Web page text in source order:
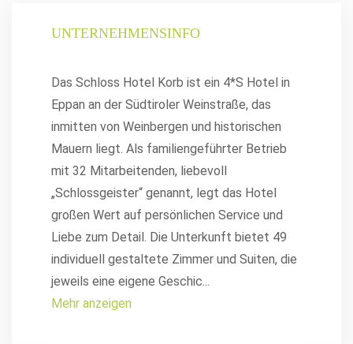
UNTERNEHMENSINFO
Das Schloss Hotel Korb ist ein 4*S Hotel in
Eppan an der Südtiroler Weinstraße, das
inmitten von Weinbergen und historischen
Mauern liegt. Als familiengeführter Betrieb
mit 32 Mitarbeitenden, liebevoll
„Schlossgeister“ genannt, legt das Hotel
großen Wert auf persönlichen Service und
Liebe zum Detail. Die Unterkunft bietet 49
individuell gestaltete Zimmer und Suiten, die
jeweils eine eigene Geschic...
Mehr anzeigen